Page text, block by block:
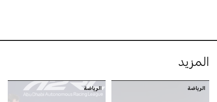
المزيد
الرياضة الرياضة